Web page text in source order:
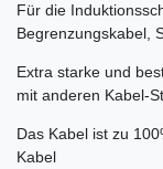
Für die
Begrenzungskabel,
Extra starke und
mit anderen Kabel-
Das Kabel ist zu
Kabel